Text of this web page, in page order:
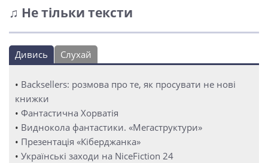
♫ Не тільки тексти
Дивись Слухай
• Backsellers: розмова про те, як просувати не нові
книжки
• Фантастична Хорватія
• Виднокола фантастики. «Мегаструктури»
• Презентація «Кіберджанка»
• Українські заходи на NiceFiction 24